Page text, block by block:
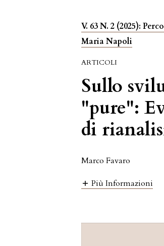
V. 63 N. 2 (2025):
Maria Napoli
ARTICOLI
Sullo
"pure":
di
Marco Favaro
Più Informazioni